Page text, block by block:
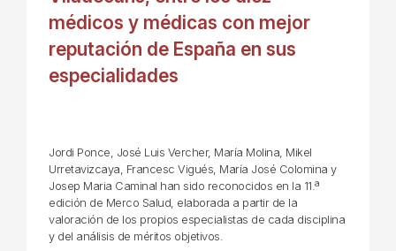
médicos y médicas con mejor
reputación de España en sus
especialidades
Jordi Ponce, José Luis Vercher, María Molina, Mikel
Urretavizcaya, Francesc Vigués, María José Colomina y
Josep Maria Caminal han sido reconocidos en la 11.ª
edición de Merco Salud, elaborada a partir de la
valoración de los propios especialistas de cada disciplina
y del análisis de méritos objetivos.